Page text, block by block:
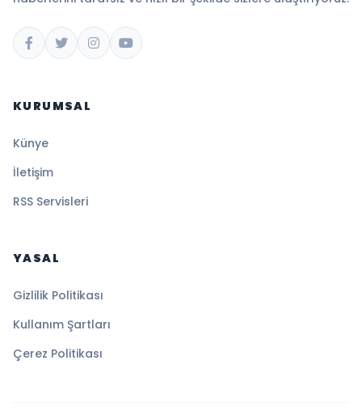
KURUMSAL
Künye
İletişim
RSS Servisleri
YASAL
Gizlilik Politikası
Kullanım Şartları
Çerez Politikası